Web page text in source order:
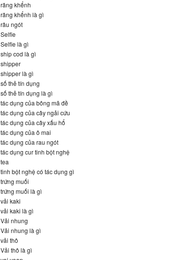
răng khểnh
răng khểnh là gì
râu ngót
Selfie
Selfie là gì
ship cod là gì
shipper
shipper là gì
số thẻ tín dụng
số thẻ tín dụng là gì
tác dụng của bông mã đề
tác dụng của cây ngải cứu
tác dụng của cây xấu hổ
tác dụng của ô mai
tác dụng của rau ngót
tác dụng cur tinh bột nghệ
tea
tinh bột nghệ có tác dụng gì
trứng muối
trứng muối là gì
vải kaki
vải kaki là gì
Vải nhung
Vải nhung là gì
vải thô
Vải thô là gì